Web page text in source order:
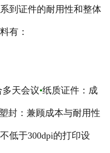
到证件的耐用性和整体
有：
天会议•纸质证件：成
封：兼顾成本与耐用性
低于300dpi的打印设